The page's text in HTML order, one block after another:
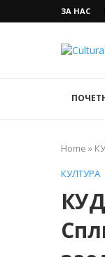
ЗА НАС
Home »
КУЛТУРА